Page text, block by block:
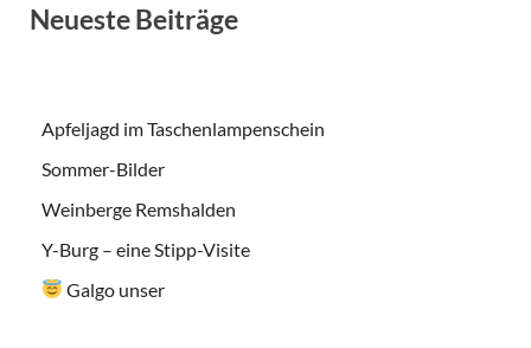
Neueste Beiträge
Apfeljagd im Taschenlampenschein
Sommer-Bilder
Weinberge Remshalden
Y-Burg – eine Stipp-Visite
Galgo unser